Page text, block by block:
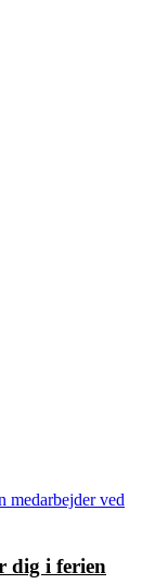
dig i ferien